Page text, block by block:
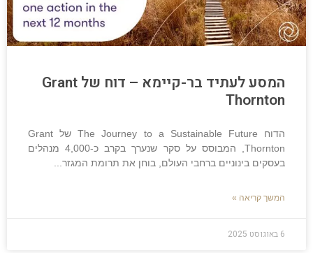
המסע לעתיד בר-קיימא – דוח של Grant
Thornton
הדוח The Journey to a Sustainable Future של Grant
Thornton, המבוסס על סקר שנערך בקרב כ-4,000 מנהלים
בעסקים בינוניים ברחבי העולם, בוחן את תרומת המגזר
המשך קריאה »
6 באוגוסט 2025